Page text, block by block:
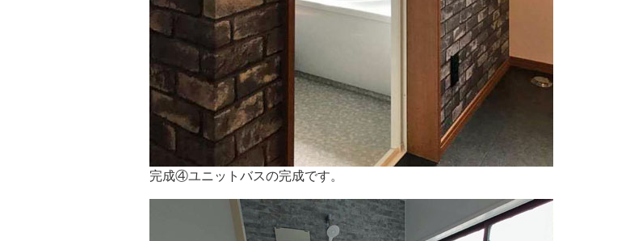
完成④ユニットバスの完成です。